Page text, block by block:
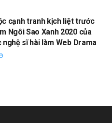
cạnh tranh kịch liệt trước
Ngôi Sao Xanh 2020 của
nghệ sĩ hài làm Web Drama